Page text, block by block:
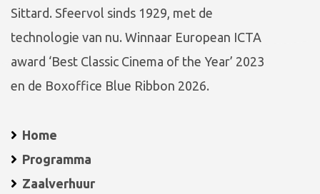
Sittard. Sfeervol sinds 1929, met de
technologie van nu. Winnaar European ICTA
award ‘Best Classic Cinema of the Year’ 2023
en de Boxoffice Blue Ribbon 2026.
Home
Programma
Zaalverhuur